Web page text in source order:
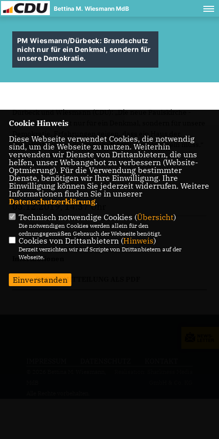
Bettina M. Wiesmann MdB
PM Wiesmann/Dürbeck: Brandschutz
nicht nur für ein Denkmal, sondern für
unsere Demokratie.
Dürbeck und Wiesmann (CDU): „Die neue Paulskirche -
Brandschutz nicht nur für ein Denkmal, sondern für unsere
Demokratie. Erfahrungen zeigen, dass ein Haus der
Demokratie in der Bürgerschaft breit verankert sein muss.“
(5. Dezember 2019)
05.12.2019, 14:37 Uhr
Informationen
PRESSEMITTEILUNG ALS PDF
Cookie Hinweis
Diese Webseite verwendet Cookies, die notwendig
sind, um die Webseite zu nutzen. Weiterhin
verwenden wir Dienste von Drittanbietern, die uns
helfen, unser Webangebot zu verbessern (Website-
Optmierung). Für die Verwendung bestimmter
Dienste, benötigen wir Ihre Einwilligung. Ihre
Einwilligung können Sie jederzeit widerrufen. Weitere
Informationen finden Sie in unserer
Datenschutzerklärung.
Technisch notwendige Cookies (Übersicht)
Die notwendigen Cookies werden allein für den
ordnungsgemäßen Gebrauch der Webseite benötigt.
Cookies von Drittanbietern (Hinweis)
Derzeit verzichten wir auf Scripte von Drittanbietern auf der
Webseite.
Einverstanden